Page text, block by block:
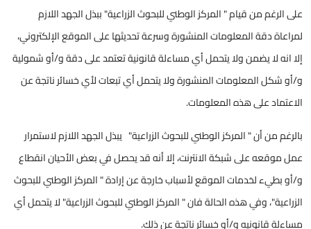
على الرغم من قيام " المركز الوطني للبحوث الزراعية" ببذل الجهد اللازم
لمراعاة دقة المعلومات المنشورة وسرعة تحديثها على الموقع الإلكتروني،
إلا انه لا يضمن ولا يتحمل أي مساءلة قانونية تعتمد على دقة و/أو شمولية
و/أو شكل المعلومات المنشورة ولا يتحمل أي تبعات لأي خسائر ناتجة عن
الاعتماد على هذه المعلومات.
بالرغم من أن " المركز الوطني للبحوث الزراعية" يبذل الجهد اللازم لاستمرار
عمل موقعه على شبكة الانترنت، إلا أنه قد يحصل في بعض الأحيان انقطاع
و/أو بطيء لخدمات الموقع لأسباب خارجة عن إرادة " المركز الوطني للبحوث
الزراعية"، وفي هذه الحالة فان " المركز الوطني للبحوث الزراعية" لا يتحمل أي
مساءلة قانونيه و/أو خسائر ناتجة عن ذلك.